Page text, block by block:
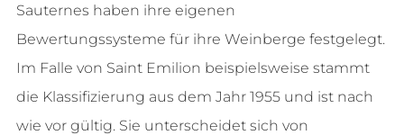
Sauternes haben ihre eigenen
Bewertungssysteme für ihre Weinberge festgelegt.
Im Falle von Saint Emilion beispielsweise stammt
die Klassifizierung aus dem Jahr 1955 und ist nach
wie vor gültig. Sie unterscheidet sich von